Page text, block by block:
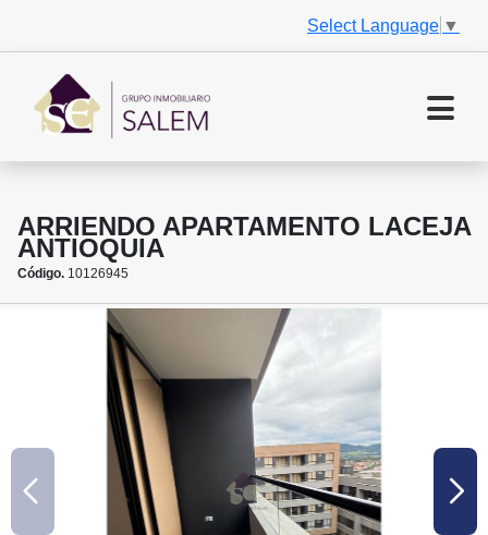
Select Language ▼
ARRIENDO APARTAMENTO LACEJA
ANTIOQUIA
Código. 10126945